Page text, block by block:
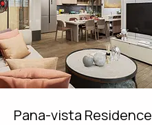
Pana-vista Residence